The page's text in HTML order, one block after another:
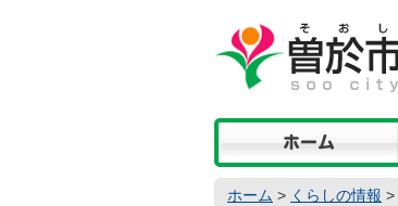
文
へ
動
ホーム > くらしの情報 >